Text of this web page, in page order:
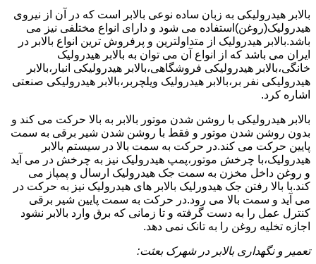
بالابر هیدرولیکی به زبان ساده نوعی بالابر است که در آن از نیروی
هیدرولیک(روغن)استفاده می شود و دارای انواع مختلفی نیز می
باشد.بالابر هیدرولیک از متداولترین و پرفروش ترین انواع بالابر در
ایران می باشد که از انواع آن می توان به بالابر هیدرولیک
خانگی،بالابر هیدرولیکی فروشگاهی،بالابر هیدرولیکی انبار،بالابر
هیدرولیکی نفر بر،بالابر هیدرولیک ویلچربر،بالابر هیدرولیکی صنعتی
اشاره کرد.
بالابر هیدرولیکی با روشن شدن موتور بالابر به بالا حرکت می کند و
بدون روشن شدن موتور و فقط با روشن شدن شیر برقی به سمت
پایین حرکت می کند.در حرکت به سمت بالا در سیستم بالابر
هیدرولیک،با چرخش موتور،پمپ هیدرولیک نیز به چرخش در می آید
و روغن داخل مخزن به سمت جک هیدرولیک ارسال و پمپاز می
کند.با بالا رفتن جک هیدورلیک بالابر های هیدرولیک نیز به حرکت در
می آید و سمت بالا می رود.در حرکت به سمت پایین شیر برقی
کنترل عمل را به دست گرفته و تا زمانی که برق وارد بالابر نشود
اجازه تخلیه روغن را به تانک نمی دهد.
تعمیر و نگهداری بالابر در شهرک بعثت: